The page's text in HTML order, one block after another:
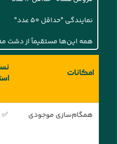
نمایندگی "حداقل ۵۰ عدد"
همه این‌ها مستقیماً از دشت
امکانات
همگام‌سازی موجودی ✅